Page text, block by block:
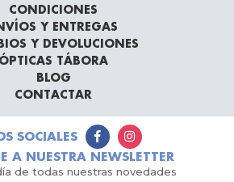
CONDICIONES
Y ENTREGAS
Y DEVOLUCIONES
ÓPTICAS TÁBORA
BLOG
CONTACTAR
SOCIALES
A NUESTRA NEWSLETTER
de todas nuestras novedades